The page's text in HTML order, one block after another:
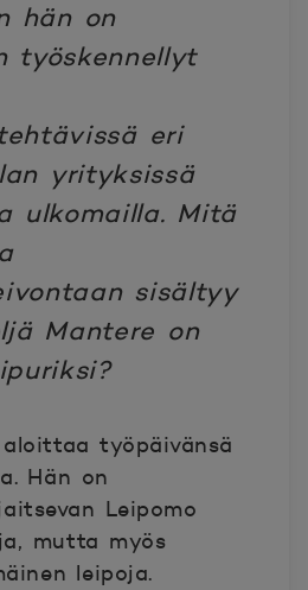
hän on
työskennellyt
eri
yrityksissä
ulkomailla. Mitä
sisältyy
Mantere on
aloittaa työpäivänsä
Hän on
Leipomo
mutta myös
leipoja.